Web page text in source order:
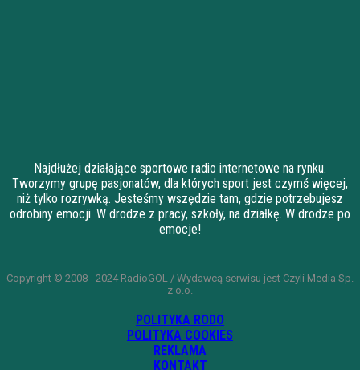
Najdłużej działające sportowe radio internetowe na rynku.
Tworzymy grupę pasjonatów, dla których sport jest czymś więcej,
niż tylko rozrywką. Jesteśmy wszędzie tam, gdzie potrzebujesz
odrobiny emocji. W drodze z pracy, szkoły, na działkę. W drodze po
emocje!
Copyright © 2008 - 2024 RadioGOL / Wydawcą serwisu jest Czyli Media Sp.
z o.o.
POLITYKA RODO
POLITYKA COOKIES
REKLAMA
KONTAKT